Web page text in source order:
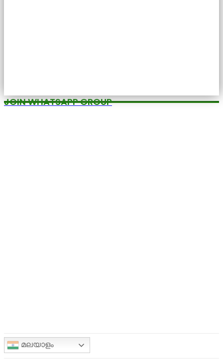
JOIN WHATSAPP GROUP
മലയാളം